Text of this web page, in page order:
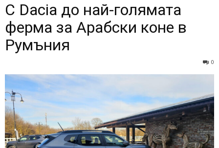
С Dacia до най-голямата
ферма за Арабски коне в
Румъния
0